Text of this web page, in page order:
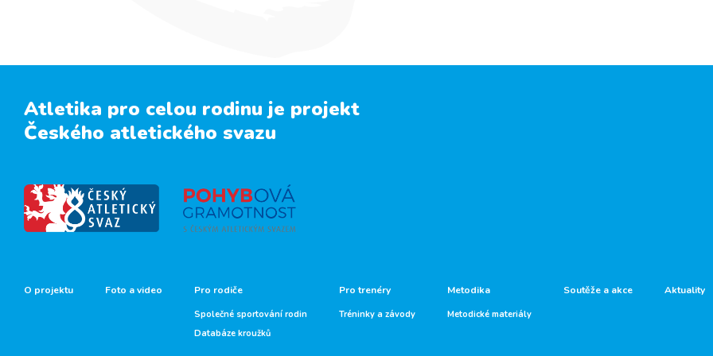
Atletika pro celou rodinu je projekt
Českého atletického svazu
O projektu Foto a video Pro rodiče
Společné sportování rodin
Databáze kroužků
Pro trenéry
Tréninky a závody
Metodika
Metodické materiály
Soutěže a akce Aktuality